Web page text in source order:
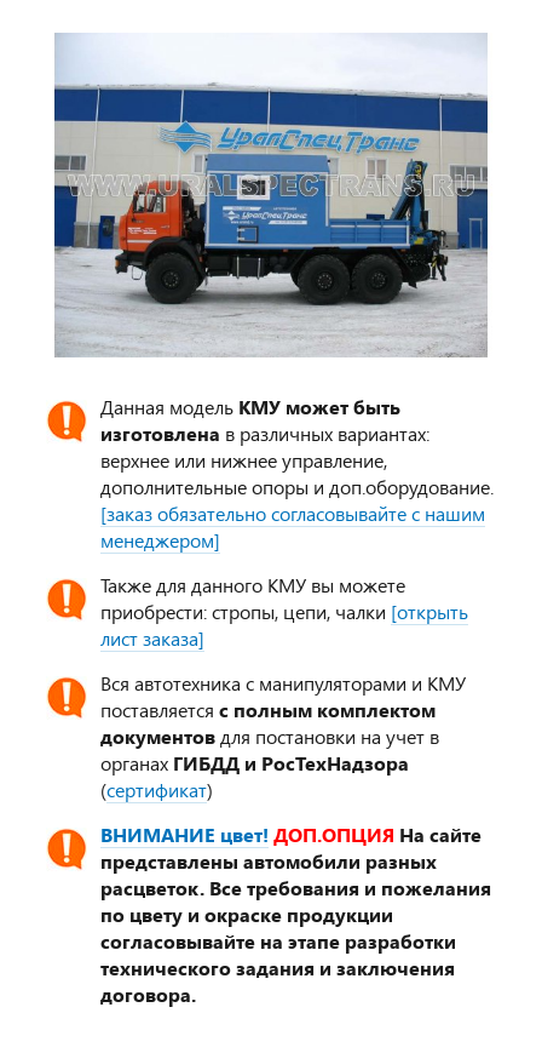
Данная модель КМУ может быть
изготовлена в различных вариантах:
верхнее или нижнее управление,
дополнительные опоры и доп.оборудование.
[заказ обязательно согласовывайте с нашим
менеджером]
Также для данного КМУ вы можете
приобрести: стропы, цепи, чалки [открыть
лист заказа]
Вся автотехника с манипуляторами и КМУ
поставляется с полным комплектом
документов для постановки на учет в
органах ГИБДД и РосТехНадзора
(сертификат)
ВНИМАНИЕ цвет! ДОП.ОПЦИЯ На сайте
представлены автомобили разных
расцветок. Все требования и пожелания
по цвету и окраске продукции
согласовывайте на этапе разработки
технического задания и заключения
договора.